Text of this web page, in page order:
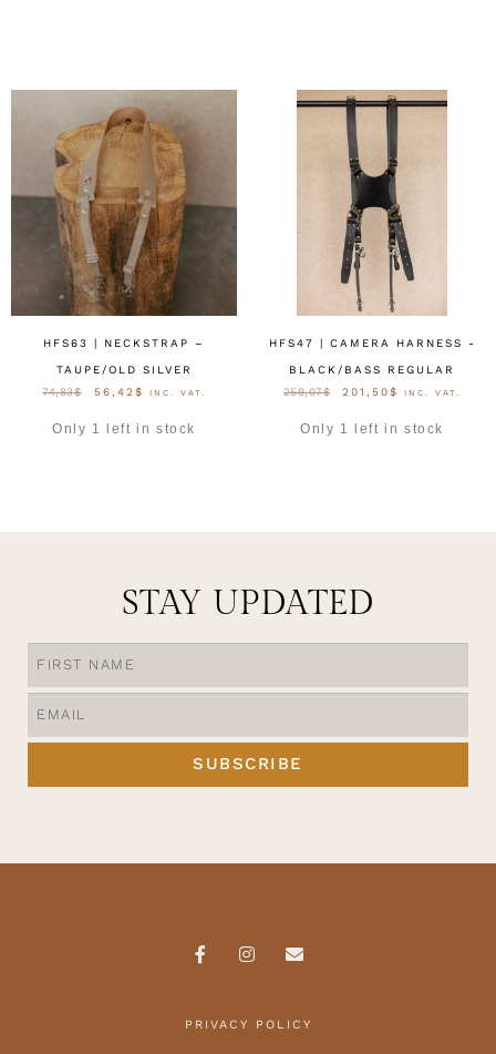
HFS63 | NECKSTRAP –
TAUPE/OLD SILVER
74,83$ 56,42 $ INC. VAT.
Only 1 left in stock
HFS47 | CAMERA HARNESS -
BLACK/BASS REGULAR
259,07$ 201,50$ INC. VAT.
Only 1 left in stock
STAY UPDATED
SUBSCRIBE
PRIVACY POLICY